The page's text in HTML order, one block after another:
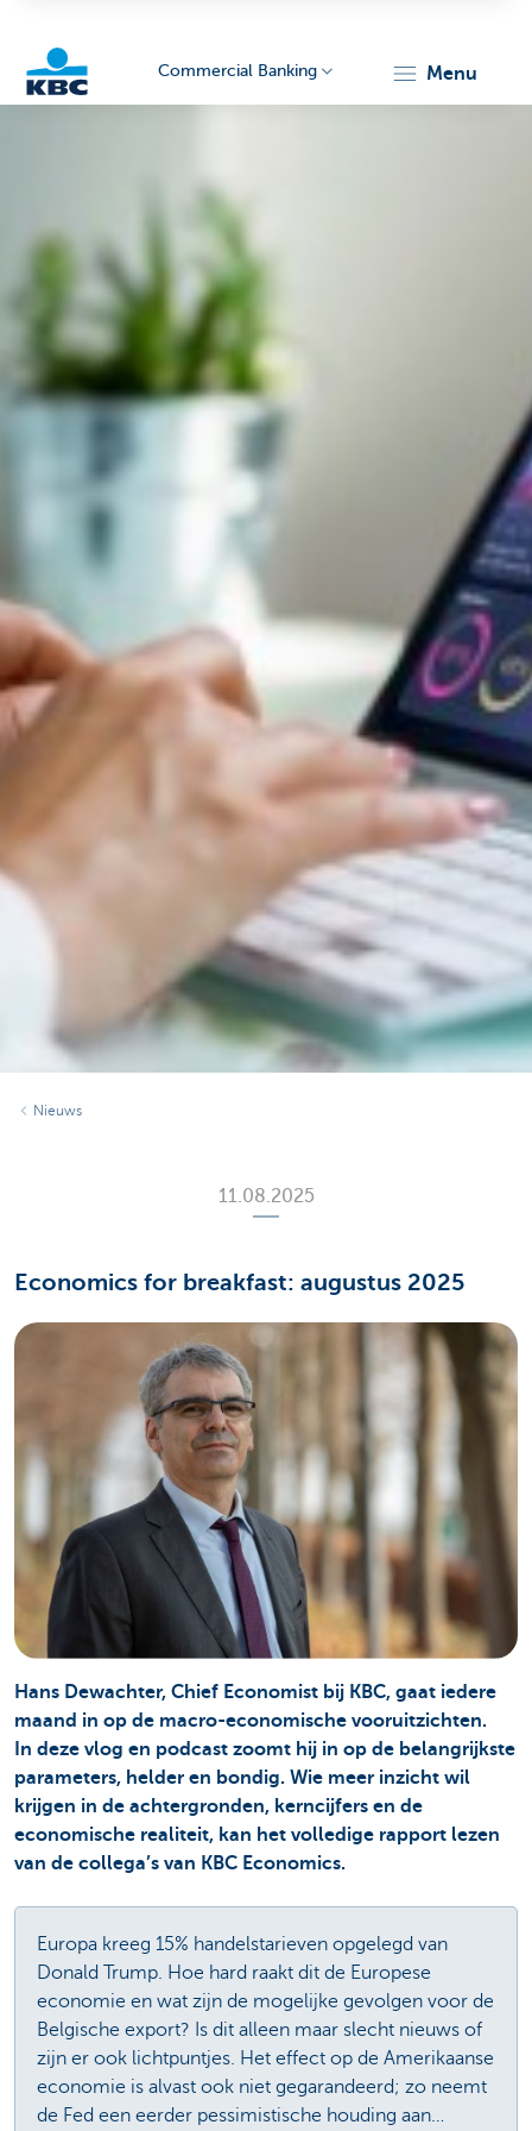
Commercial Banking menu
Nieuws
11.08.2025
Economics for breakfast: augustus 2025
Hans Dewachter, Chief Economist bij KBC, gaat iedere
maand in op de macro-economische vooruitzichten.
In deze vlog en podcast zoomt hij in op de belangrijkste
parameters, helder en bondig. Wie meer inzicht wil
krijgen in de achtergronden, kerncijfers en de
economische realiteit, kan het volledige rapport lezen
van de collega’s van KBC Economics.
Europa kreeg 15% handelstarieven opgelegd van
Donald Trump. Hoe hard raakt dit de Europese
economie en wat zijn de mogelijke gevolgen voor de
Belgische export? Is dit alleen maar slecht nieuws of
zijn er ook lichtpuntjes. Het effect op de Amerikaanse
economie is alvast ook niet gegarandeerd; zo neemt
de Fed een eerder pessimistische houding aan…